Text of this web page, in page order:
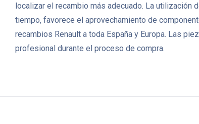
localizar el recambio más adecuado. La utilización
tiempo, favorece el aprovechamiento de
recambios Renault a toda España y Europa. Las
profesional durante el proceso de compra.